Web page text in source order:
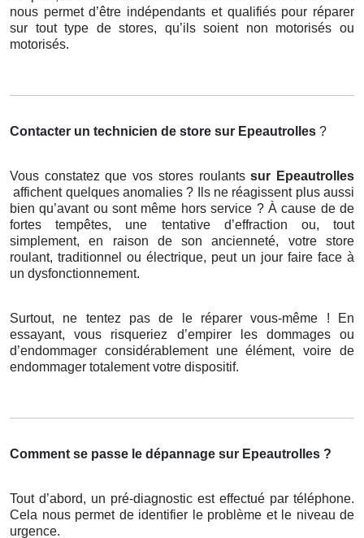
nous permet d’être indépendants et qualifiés pour réparer
sur tout type de stores, qu’ils soient non motorisés ou
motorisés.
Contacter un technicien de store sur Epeautrolles ?
Vous constatez que vos stores roulantssur Epeautrolles
affichent quelques anomalies ? Ils ne réagissent plus aussi
bien qu’avant ou sont même hors service ? À cause de de
fortes tempêtes, une tentative d’effraction ou, tout
simplement, en raison de son ancienneté, votre store
roulant, traditionnel ou électrique, peut un jour faire face à
un dysfonctionnement.
Surtout, ne tentez pas de le réparer vous-même ! En
essayant, vous risqueriez d’empirer les dommages ou
d’endommager considérablement une élément, voire de
endommager totalement votre dispositif.
Comment se passe le dépannage sur Epeautrolles ?
Tout d’abord, un pré-diagnostic est effectué par téléphone.
Cela nous permet de identifier le problème et le niveau de
urgence.